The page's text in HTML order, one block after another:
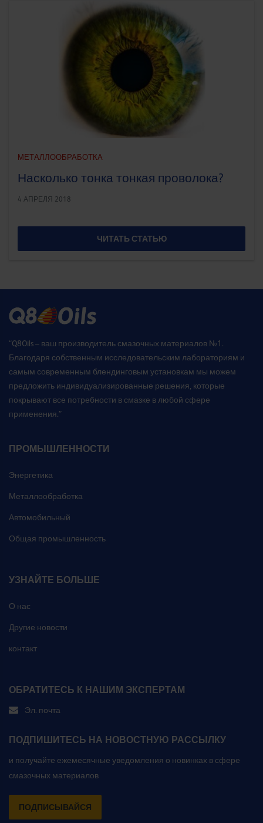
МЕТАЛЛООБРАБОТКА
Насколько тонка тонкая проволока?
4 АПРЕЛЯ 2018
ЧИТАТЬ СТАТЬЮ
“Q8Oils – ваш производитель смазочных материалов №1.
Благодаря собственным исследовательским лабораториям и
самым современным блендинговым установкам мы можем
предложить индивидуализированные решения, которые
покрывают все потребности в смазке в любой сфере
применения.”
ПРОМЫШЛЕННОСТИ
Энергетика
Металлообработка
Автомобильный
Общая промышленность
УЗНАЙТЕ БОЛЬШЕ
О нас
Другие новости
контакт
ОБРАТИТЕСЬ К НАШИМ ЭКСПЕРТАМ
Эл. почта
ПОДПИШИТЕСЬ НА НОВОСТНУЮ РАССЫЛКУ
и получайте ежемесячные уведомления о новинках в сфере
смазочных материалов
ПОДПИСЫВАЙСЯ